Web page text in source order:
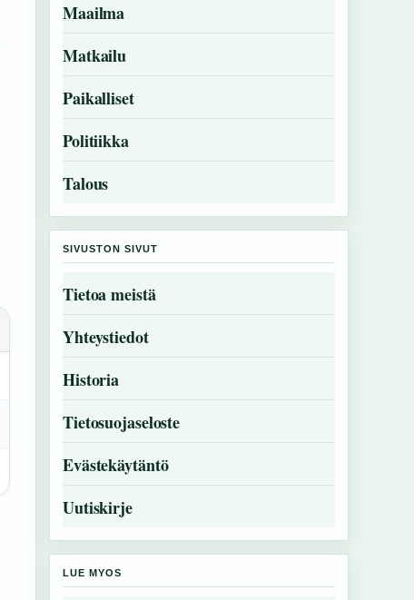
Maailma
Matkailu
Paikalliset
Politiikka
Talous
SIVUSTON SIVUT
Tietoa meistä
Yhteystiedot
Historia
Tietosuojaseloste
Evästekäytäntö
Uutiskirje
LUE MYOS